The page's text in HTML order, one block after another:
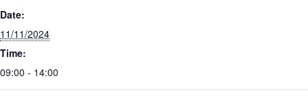
Date:
11/11/2024
Time:
09:00 - 14:00